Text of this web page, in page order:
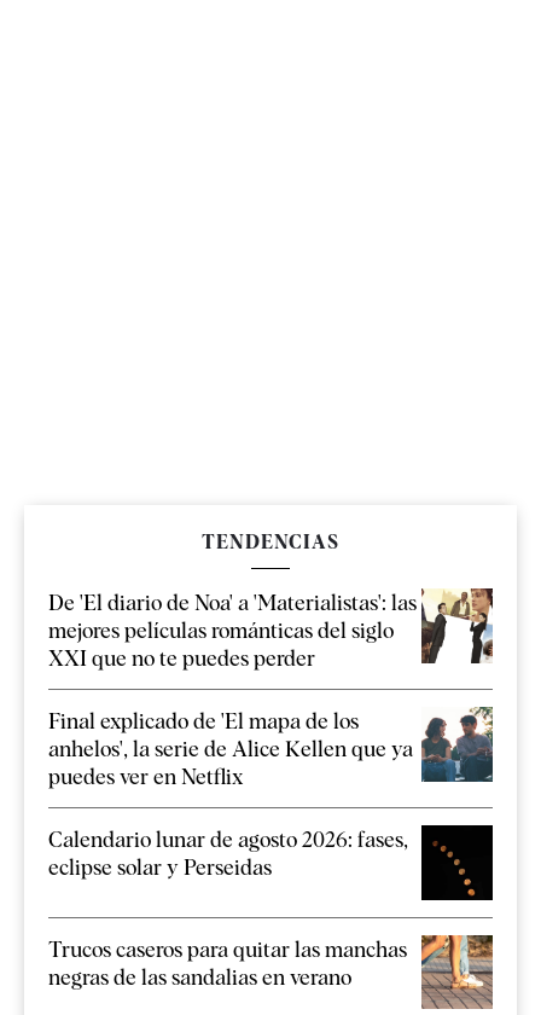
TENDENCIAS
De 'El diario de Noa' a 'Materialistas': las
mejores películas románticas del siglo
XXI que no te puedes perder
Final explicado de 'El mapa de los
anhelos', la serie de Alice Kellen que ya
puedes ver en Netflix
Calendario lunar de agosto 2026: fases,
eclipse solar y Perseidas
Trucos caseros para quitar las manchas
negras de las sandalias en verano